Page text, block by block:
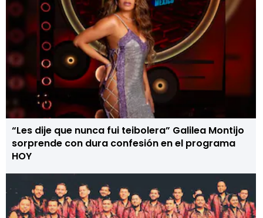
“Les dije que nunca fui teibolera” Galilea Montijo
sorprende con dura confesión en el programa
HOY